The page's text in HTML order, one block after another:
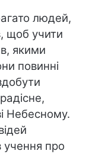
людей,
щоб учити
якими
повинні
Небесному.
учення про